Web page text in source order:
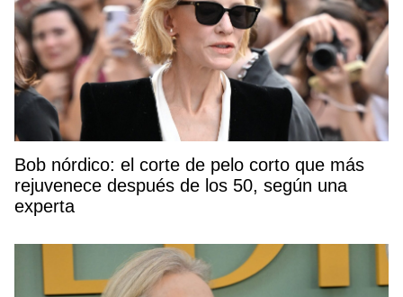
Bob nórdico: el corte de pelo corto que más
rejuvenece después de los 50, según una
experta